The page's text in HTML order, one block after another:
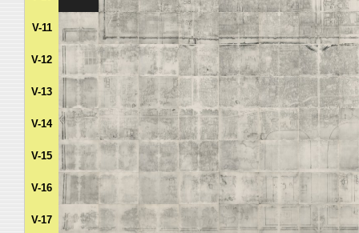
V-11
V-12
V-13
V-14
V-15
V-16
V-17